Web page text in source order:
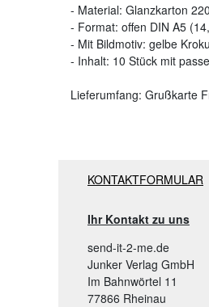
- Material: Glanzkarton
- Format: offen DIN A5
- Mit Bildmotiv: gelbe
- Inhalt: 10 Stück mit
Lieferumfang: Grußkarte
KONTAKTFORMULAR
Ihr Kontakt zu uns
send-it-2-me.de
Junker Verlag GmbH
Im Bahnwörtel 11
77866 Rheinau